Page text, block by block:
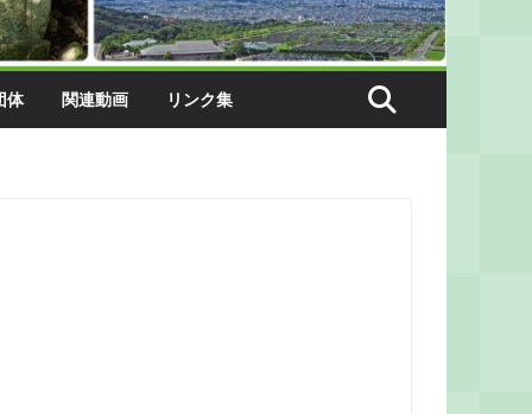
体 関連動画 リンク集